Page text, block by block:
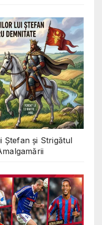
Ștefan și Strigătul